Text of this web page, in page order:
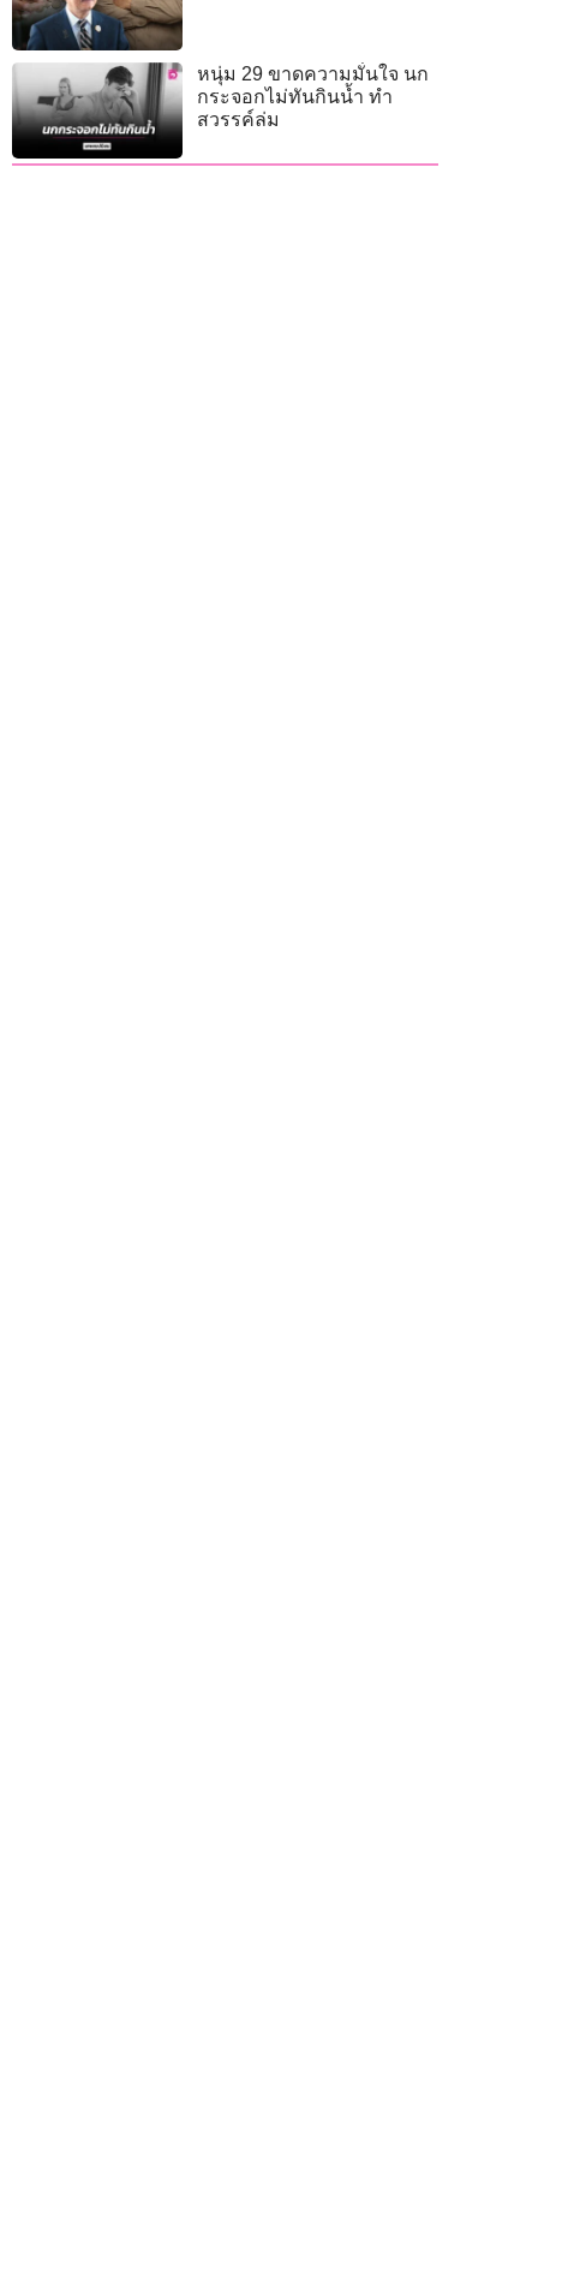
หนุ่ม 29 ขาดความมั่นใจ นก
กระจอกไม่ทันกินน้ำ ทำ
สวรรค์ล่ม